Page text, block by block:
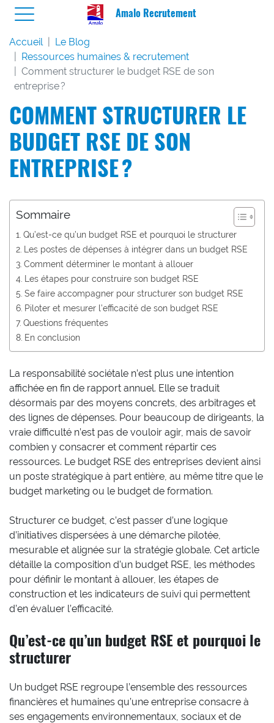
Amalo Recrutement
Accueil
Le Blog
Ressources humaines & recrutement
Comment structurer le budget RSE de son
entreprise ?
COMMENT STRUCTURER LE
BUDGET RSE DE SON
ENTREPRISE ?
Sommaire
Qu’est-ce qu’un budget RSE et pourquoi le structurer
Les postes de dépenses à intégrer dans un budget RSE
Comment déterminer le montant à allouer
Les étapes pour construire son budget RSE
Se faire accompagner pour structurer son budget RSE
Piloter et mesurer l’efficacité de son budget RSE
Questions fréquentes
En conclusion
La responsabilité sociétale n’est plus une intention
affichée en fin de rapport annuel. Elle se traduit
désormais par des moyens concrets, des arbitrages et
des lignes de dépenses. Pour beaucoup de dirigeants, la
vraie difficulté n’est pas de vouloir agir, mais de savoir
combien y consacrer et comment répartir ces
ressources. Le budget RSE des entreprises devient ainsi
un poste stratégique à part entière, au même titre que le
budget marketing ou le budget de formation.
Structurer ce budget, c’est passer d’une logique
d’initiatives dispersées à une démarche pilotée,
mesurable et alignée sur la stratégie globale. Cet article
détaille la composition d’un budget RSE, les méthodes
pour définir le montant à allouer, les étapes de
construction et les indicateurs de suivi qui permettent
d’en évaluer l’efficacité.
Qu’est-ce qu’un budget RSE et pourquoi le
structurer
Un budget RSE regroupe l’ensemble des ressources
financières et humaines qu’une entreprise consacre à
ses engagements environnementaux, sociaux et de